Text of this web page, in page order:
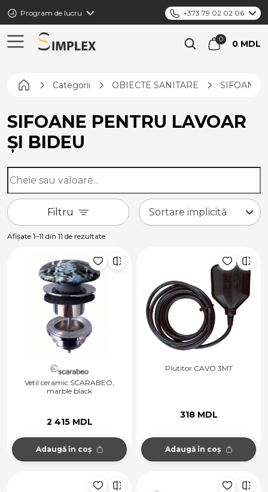
Program de lucru +373 79 02 02 06
0 MDL
Pagina principală
Categorii OBIECTE SANITARE SIFOANE
SIFOANE PENTRU LAVOAR
ȘI BIDEU
Filtru
Afișate 1–11 din 11 de rezultate
Vetil ceramic SCARABEO,
marble black
2 415 MDL
Adaugă în coș
Plutitor CAVO 3MT
318 MDL
Adaugă în coș